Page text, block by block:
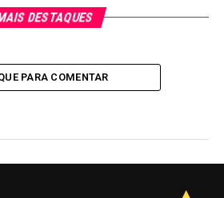
DESTAQUES
PARA COMENTAR